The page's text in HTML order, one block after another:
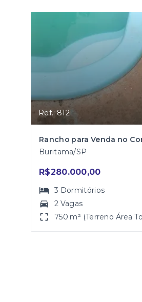
Ref.: 812
Buritama/SP
R$280.000,00
3 Dormitórios
2 Vagas
750 m² (Terreno Área